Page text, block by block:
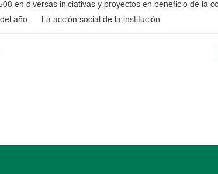
en diversas iniciativas y proyectos en beneficio de la
año. La acción social de la institución